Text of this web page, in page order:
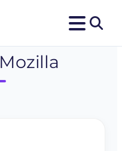
Mozilla